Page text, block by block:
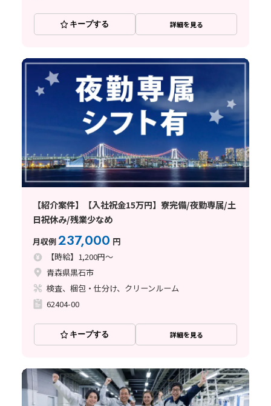
キープする 詳細を見る
【紹介案件】【入社祝金15万円】寮完備/夜勤専属/土
日祝休み/残業少なめ
月収例237,000 円
【時給】1,200円～
青森県黒石市
検査、梱包・仕分け、クリーンルーム
62404-00
キープする 詳細を見る